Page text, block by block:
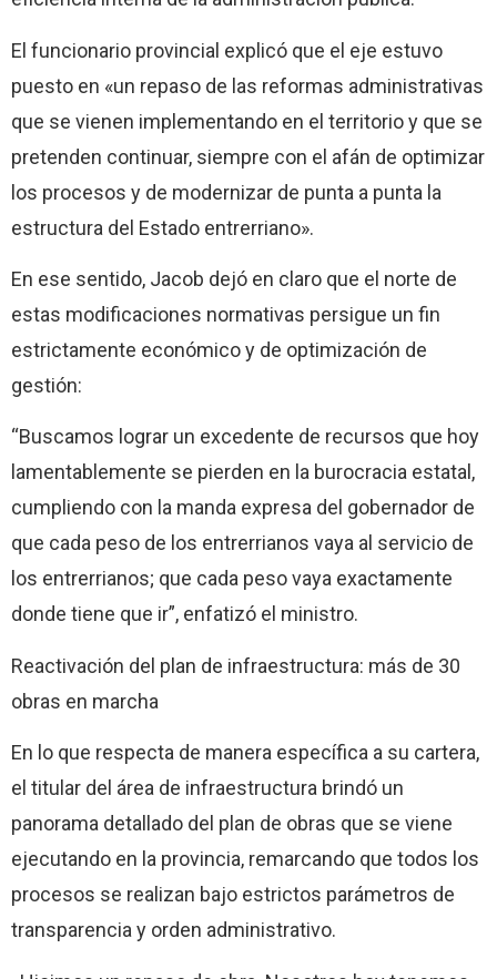
El funcionario provincial explicó que el eje estuvo
puesto en «un repaso de las reformas administrativas
que se vienen implementando en el territorio y que se
pretenden continuar, siempre con el afán de optimizar
los procesos y de modernizar de punta a punta la
estructura del Estado entrerriano».
En ese sentido, Jacob dejó en claro que el norte de
estas modificaciones normativas persigue un fin
estrictamente económico y de optimización de
gestión:
“Buscamos lograr un excedente de recursos que hoy
lamentablemente se pierden en la burocracia estatal,
cumpliendo con la manda expresa del gobernador de
que cada peso de los entrerrianos vaya al servicio de
los entrerrianos; que cada peso vaya exactamente
donde tiene que ir”, enfatizó el ministro.
Reactivación del plan de infraestructura: más de 30
obras en marcha
En lo que respecta de manera específica a su cartera,
el titular del área de infraestructura brindó un
panorama detallado del plan de obras que se viene
ejecutando en la provincia, remarcando que todos los
procesos se realizan bajo estrictos parámetros de
transparencia y orden administrativo.